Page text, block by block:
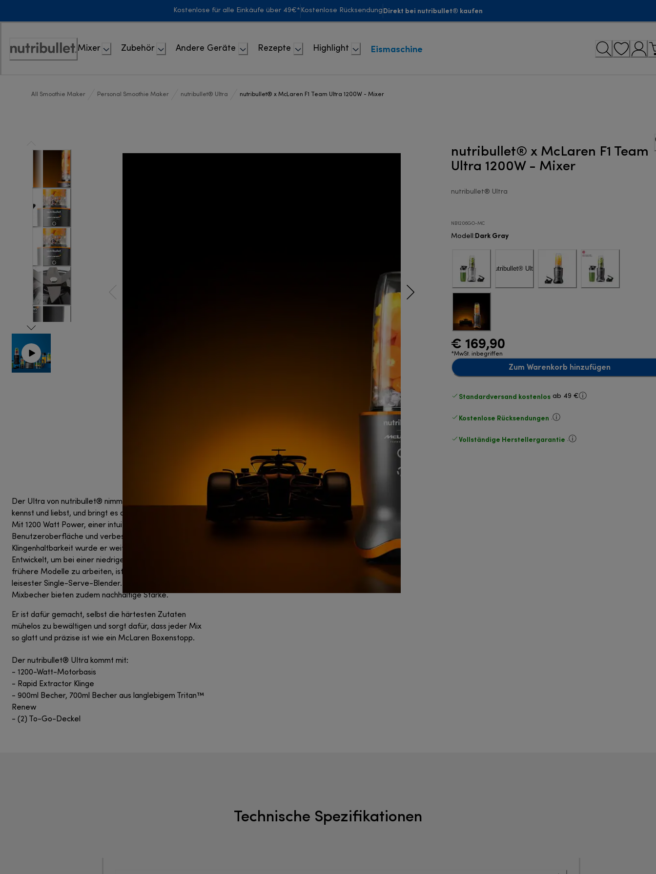
Kostenlose für alle Einkäufe über 49€* Kostenlose Rücksendung Direkt bei nutribullet® kaufen
Erklärung
Mixer Zubehör Andere Geräte Rezepte Highlight Eismaschine
All Smoothie Maker Personal Smoothie Maker nutribullet® Ultra nutribullet® x McLaren F1 Team Ultra 1200W - Mixer
nutribullet® x McLaren F1 Team
Ultra 1200W - Mixer
nutribullet® Ultra
NB1206GO-MC
Modell :Dark Gray
€ 169,90
*MwSt. inbegriffen
Zum Warenkorb hinzufügen
Standardversand kostenlos ab 49 €
Kostenlose Rücksendungen .
Vollständige Herstellergarantie .
Der Ultra von nutribullet® nimmt das Beste, was du
kennst und liebst, und bringt es auf die nächste Stufe.
Mit 1200 Watt Power, einer intuitiven, beleuchteten
Benutzeroberfläche und verbesserter
Klingenhaltbarkeit wurde er weiter verfeinert.
Entwickelt, um bei einer niedrigeren Frequenz als
frühere Modelle zu arbeiten, ist er unser bisher
leisester Single-Serve-Blender. Die Tritan™ Renew
Mixbecher bieten zudem nachhaltige Stärke.
Er ist dafür gemacht, selbst die härtesten Zutaten
mühelos zu bewältigen und sorgt dafür, dass jeder Mix
so glatt und präzise ist wie ein McLaren Boxenstopp.
Der nutribullet® Ultra kommt mit:
- 1200-Watt-Motorbasis
- Rapid Extractor Klinge
- 900ml Becher, 700ml Becher aus langlebigem Tritan™
Renew
- (2) To-Go-Deckel
Technische Spezifikationen